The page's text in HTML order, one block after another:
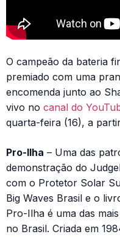
O campeão da bateria
premiado com uma
encomenda junto ao
vivo no canal do
quarta-feira (16), a
Pro-Ilha – Uma das
demonstração do
com o Protetor Solar
Big Waves Brasil e o
Pro-Ilha é uma das
no Brasil. Criada em